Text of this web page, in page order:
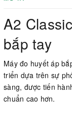
A2
bắp tay
Máy đo huyết áp
triển dựa trên sự
sàng, được tiến
chuẩn cao hơn.